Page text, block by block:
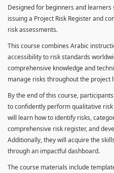
Designed for beginners and
issuing a Project Risk Register and
risk assessments.
This course combines Arabic
accessibility to risk standards
comprehensive knowledge and
manage risks throughout the project
By the end of this course,
to confidently perform qualitative
will learn how to identify risks,
comprehensive risk register, and
Additionally, they will acquire the
through an impactful dashboard.
The course materials include